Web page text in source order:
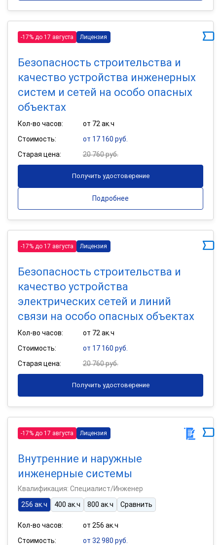
-17% до 17 августа Лицензия
Безопасность строительства и
качество устройства инженерных
систем и сетей на особо опасных
объектах
Кол-во часов:
от 72 ак.ч
Стоимость:
от 17 160 руб.
Старая цена:
20 760 руб.
Получить удостоверение
Подробнее
-17% до 17 августа Лицензия
Безопасность строительства и
качество устройства
электрических сетей и линий
связи на особо опасных объектах
Кол-во часов:
от 72 ак.ч
Стоимость:
от 17 160 руб.
Старая цена:
20 760 руб.
Получить удостоверение
-17% до 17 августа Лицензия
Внутренние и наружные
инженерные системы
Квалификация: Специалист/Инженер
256 ак.ч
400 ак.ч 800 ак.ч Сравнить
Кол-во часов:
от 256 ак.ч
Стоимость:
от 32 980 руб.